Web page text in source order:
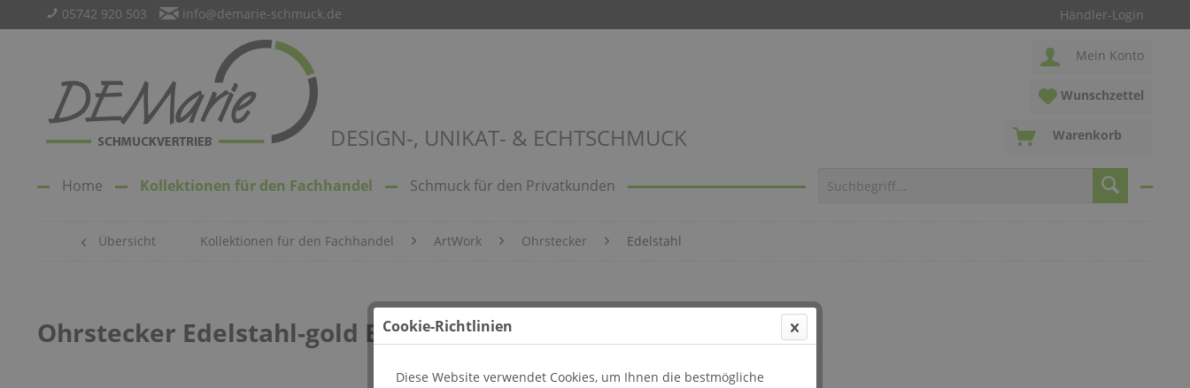
Händler-Login
05742 920 503 info@demarie-schmuck.de
DESIGN-, UNIKAT- & ECHTSCHMUCK
Mein Konto
Wunschzettel
Warenkorb
Home Kollektionen für den Fachhandel Schmuck für den Privatkunden
Übersicht Kollektionen für den Fachhandel ArtWork Ohrstecker Edelstahl
Ohrstecker Edelstahl-gold Bild 1003
Cookie-Richtlinien
Diese Website verwendet Cookies, um Ihnen die bestmögliche